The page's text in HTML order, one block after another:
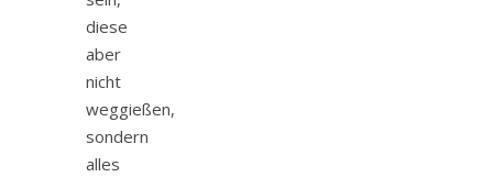
diese
aber
nicht
weggießen,
sondern
alles